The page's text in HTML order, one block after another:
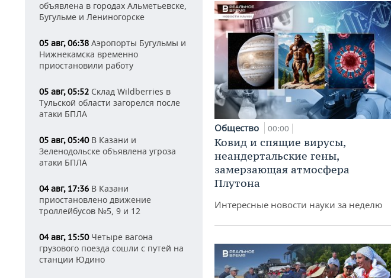
объявлена в городах Альметьевске,
Бугульме и Лениногорске
05 авг, 06:38 Аэропорты Бугульмы и
Нижнекамска временно
приостановили работу
05 авг, 05:52 Склад Wildberries в
Тульской области загорелся после
атаки БПЛА
05 авг, 05:40В Казани и
Зеленодольске объявлена угроза
атаки БПЛА
04 авг, 17:36 В Казани
приостановлено движение
троллейбусов №5, 9 и 12
04 авг, 15:50Четыре вагона
грузового поезда сошли с путей на
станции Юдино
Общество 00:00
Ковид и спящие вирусы,
неандертальские гены,
замерзающая атмосфера
Плутона
Интересные новости науки за неделю